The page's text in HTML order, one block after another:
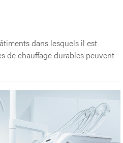
dans lesquels il est
de chauffage durables peuvent